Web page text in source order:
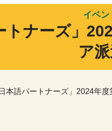
イベン
トナーズ」
ア派
本語パートナーズ」2024年